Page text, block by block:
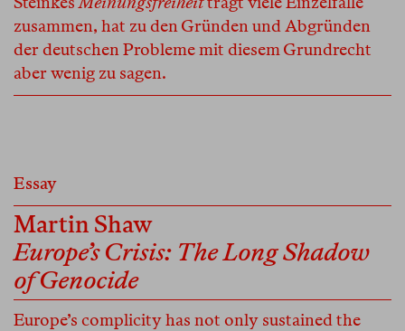
zusammen, hat zu den Gründen und Abgründen
der deutschen Probleme mit diesem Grundrecht
aber wenig zu sagen.
Essay
Martin Shaw
Europe’s Crisis: The Long Shadow
of Genocide
Europe’s complicity has not only sustained the